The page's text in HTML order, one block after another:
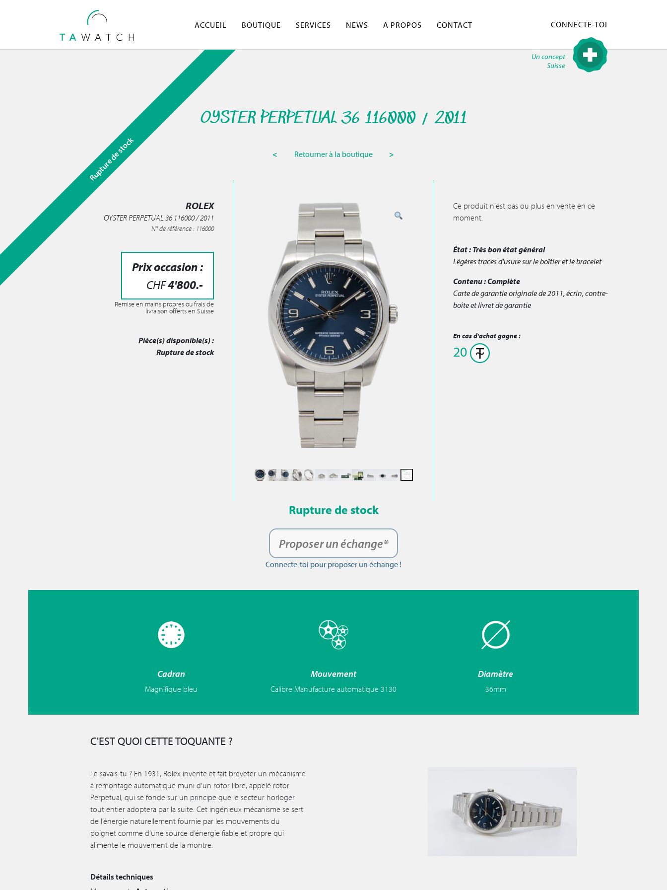
ACCUEIL
BOUTIQUE SERVICES NEWS A PROPOS CONTACT CONNECTE-TOI
Un concept
Suisse
OYSTER PERPETUAL 36 116000 / 2011
< Retourner à la boutique >
ROLEX
OYSTER PERPETUAL 36 116000 / 2011
N° de référence : 116000
Prix occasion :
CHF4'800.-
Remise en mains propres ou frais de
livraison offerts en Suisse
Pièce(s) disponible(s) :
Rupture de stock
Rupture de stock
Ce produit n'est pas ou plus en vente en ce
moment.
État : Très bon état général
Légères traces d'usure sur le boîtier et le bracelet
Contenu :Complète
Carte de garantie originale de 2011, écrin, contre-
boîte et livret de garantie
En cas d'achat gagne :
20
Rupture de stock
Proposer un échange*
Connecte-toi pour proposer un échange !
Cadran
Magnifique bleu
Mouvement
Calibre Manufacture automatique 3130
Diamètre
36mm
C'EST QUOI CETTE TOQUANTE ?
Le savais-tu ? En 1931, Rolex invente et fait breveter un mécanisme
à remontage automatique muni d’un rotor libre, appelé rotor
Perpetual, qui se fonde sur un principe que le secteur horloger
tout entier adoptera par la suite. Cet ingénieux mécanisme se sert
de l’énergie naturellement fournie par les mouvements du
poignet comme d’une source d’énergie fiable et propre qui
alimente le mouvement de la montre.
Détails techniques